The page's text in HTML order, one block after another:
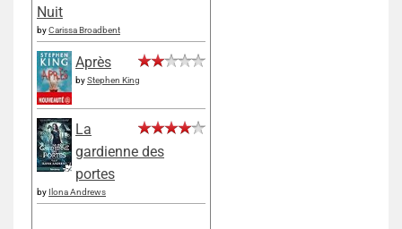
Nuit
byCarissa Broadbent
Après
byStephen King
La
gardienne des
portes
by Ilona Andrews